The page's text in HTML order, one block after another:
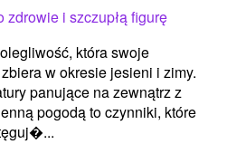
zdrowie i szczupłą figurę
która swoje
w okresie jesieni i zimy.
panujące na zewnątrz z
pogodą to czynniki, które